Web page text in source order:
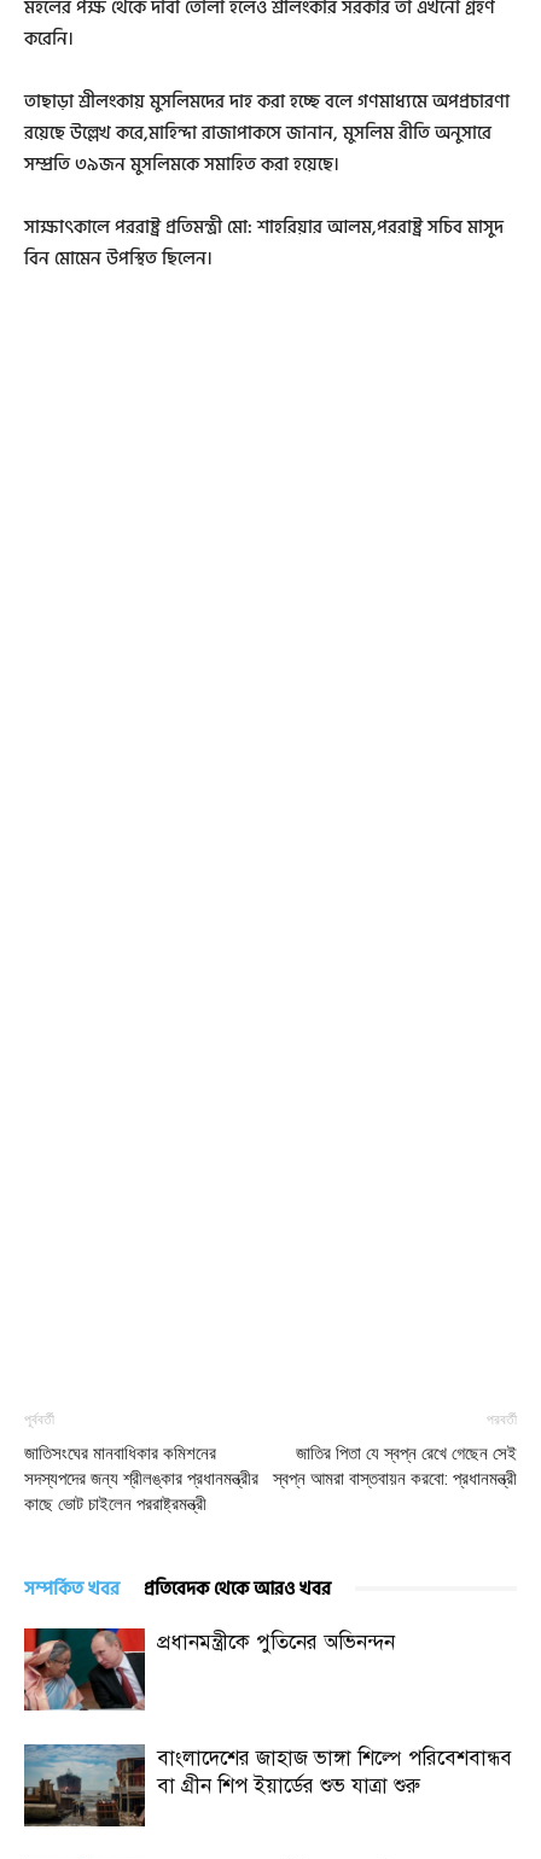
মহলের পক্ষ থেকে দাবী তোলা হলেও শ্রীলংকার সরকার তা এখনো গ্রহণ
করেনি।
তাছাড়া শ্রীলংকায় মুসলিমদের দাহ করা হচ্ছে বলে গণমাধ্যমে অপপ্রচারণা
রয়েছে উল্লেখ করে,মাহিন্দা রাজাপাকসে জানান, মুসলিম রীতি অনুসারে
সম্প্রতি ৩৯জন মুসলিমকে সমাহিত করা হয়েছে।
সাক্ষাৎকালে পররাষ্ট্র প্রতিমন্ত্রী মো: শাহরিয়ার আলম,পররাষ্ট্র সচিব মাসুদ
বিন মোমেন উপস্থিত ছিলেন।
পূর্ববর্তী
জাতিসংঘের মানবাধিকার কমিশনের
সদস্যপদের জন্য শ্রীলঙ্কার প্রধানমন্ত্রীর
কাছে ভোট চাইলেন পররাষ্ট্রমন্ত্রী
পরবর্তী
জাতির পিতা যে স্বপ্ন রেখে গেছেন সেই
স্বপ্ন আমরা বাস্তবায়ন করবো: প্রধানমন্ত্রী
সম্পর্কিত খবর প্রতিবেদক থেকে আরও খবর
প্রধানমন্ত্রীকে পুতিনের অভিনন্দন
বাংলাদেশের জাহাজ ভাঙ্গা শিল্পে পরিবেশবান্ধব
বা গ্রীন শিপ ইয়ার্ডের শুভ যাত্রা শুরু